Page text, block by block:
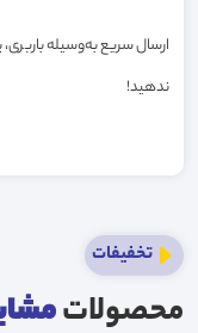
ارسال سریع به‌وسیله
ندهید!
تخفیفات
محصولات